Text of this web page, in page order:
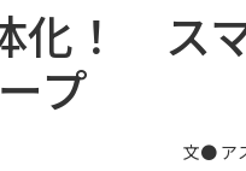
化！ ス
プ
文● ア